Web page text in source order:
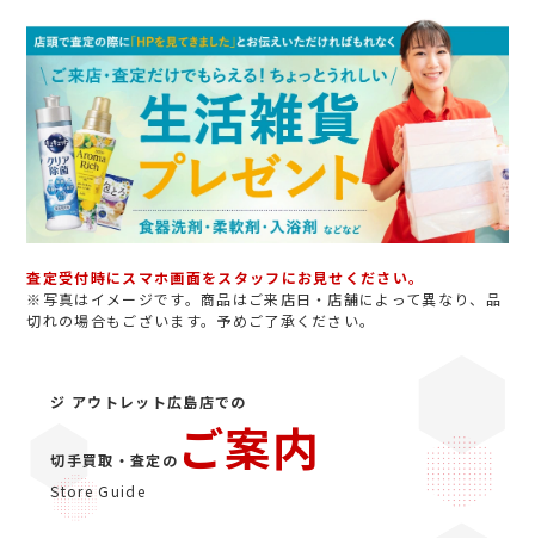
査定受付時にスマホ画面をスタッフにお見せください。
※写真はイメージです。商品はご来店日・店舗によって異なり、品
切れの場合もございます。予めご了承ください。
ジ アウトレット広島店での
切手買取・査定の ご案内
Store Guide